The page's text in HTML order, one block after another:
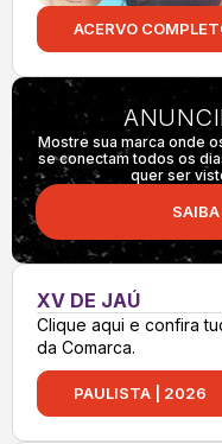
ACERVO
Mostre sua marca onde
se conectam todos os
quer ser
XV DE JAÚ
Clique aqui e confira
da Comarca.
PAULISTA | 2026